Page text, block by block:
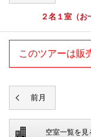
２名１室 （
このツアーは販
空室一覧を見